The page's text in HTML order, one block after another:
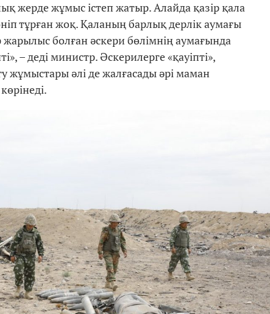
жерде жұмыс істеп жатыр. Алайда қазір қала
тұрған жоқ. Қаланың барлық дерлік аумағы
жарылыс болған әскери бөлімнің аумағында
– деді министр. Әскерилерге «қауіпті»,
жұмыстары әлі де жалғасады әрі маман